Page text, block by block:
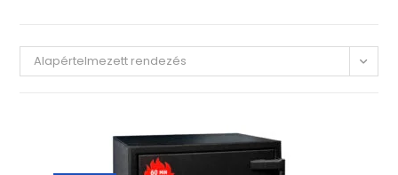
Alapértelmezett rendezés